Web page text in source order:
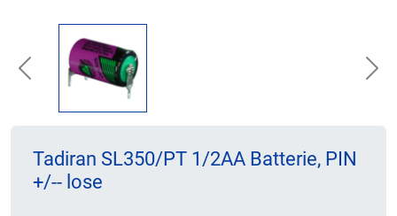
Previous
Tadiran SL350/PT 1/2AA Batterie, PIN
+/-- lose